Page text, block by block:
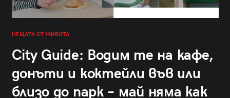
НЕЩАТА ОТ ЖИВОТА
City Guide: Водим те на кафе,
донъти и коктейли във или
близо до парк – май няма как